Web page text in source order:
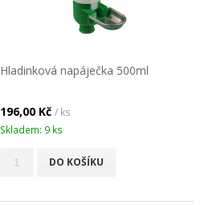
Hladinková napáječka 500ml
196,00 Kč / ks
Skladem: 9 ks
DO KOŠÍKU